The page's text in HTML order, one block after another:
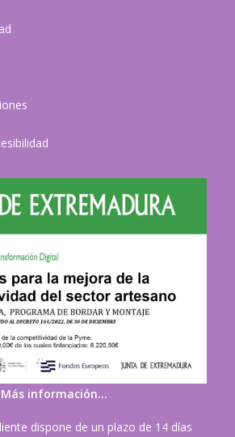
Más información…
dispone de un plazo de 14 días